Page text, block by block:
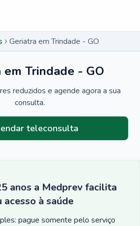
Geriatra em Trindade - GO
em Trindade - GO
reduzidos e agende agora a sua
consulta.
teleconsulta
anos a Medprev facilita
acesso à saúde
pague somente pelo serviço